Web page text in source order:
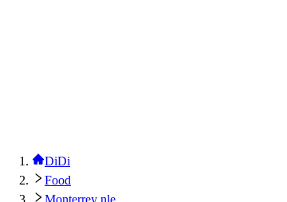
DiDi
Food
Monterrey nle